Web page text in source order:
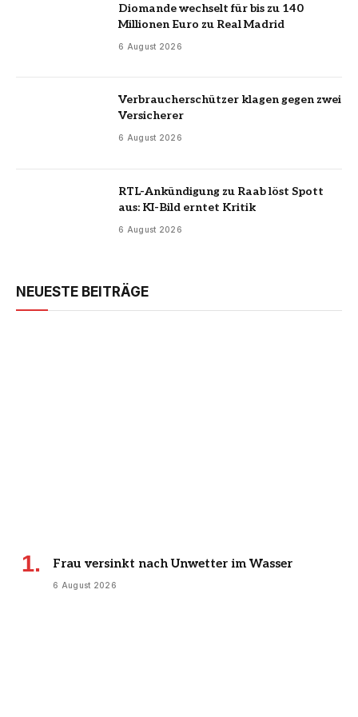
Diomande wechselt für bis zu 140
Millionen Euro zu Real Madrid
6 August 2026
Verbraucherschützer klagen gegen zwei
Versicherer
6 August 2026
RTL-Ankündigung zu Raab löst Spott
aus: KI-Bild erntet Kritik
6 August 2026
NEUESTE BEITRÄGE
Frau versinkt nach Unwetter im Wasser
6 August 2026